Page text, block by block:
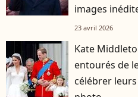
images
23 avril 2026
Kate
entourés de
célébrer